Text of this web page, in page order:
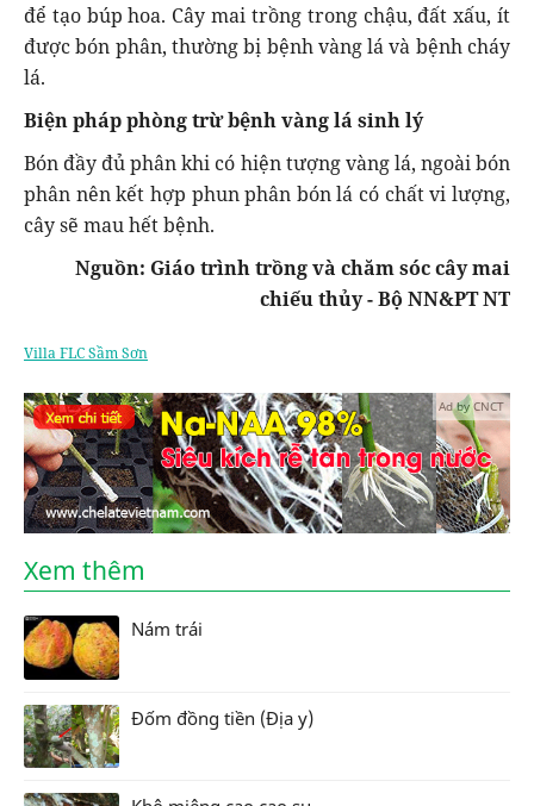
để tạo búp hoa. Cây mai trồng trong chậu, đất xấu, ít
được bón phân, thường bị bệnh vàng lá và bệnh cháy
lá.
Biện pháp phòng trừ bệnh vàng lá sinh lý
Bón đầy đủ phân khi có hiện tượng vàng lá, ngoài bón
phân nên kết hợp phun phân bón lá có chất vi lượng,
cây sẽ mau hết bệnh.
Nguồn: Giáo trình trồng và chăm sóc cây mai
chiếu thủy - Bộ NN&PT NT
Villa FLC Sầm Sơn
Ad by CNCT
Xem thêm
Nám trái
Đốm đồng tiền (Địa y)